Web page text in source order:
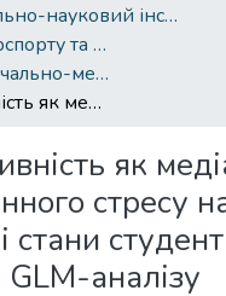
Навчально-науковий інститут здоров'я, реабілітації та фізичного виховання
Кафедра кіберспорту та інформаційних технологій
Навчальні, навчально-методичні видання
Рухова активність як медіатор впливу воєнного стресу на cтрес-асоційовані стани студентів: результати GLM-аналізу
як
стресу
стани
GLM-аналізу